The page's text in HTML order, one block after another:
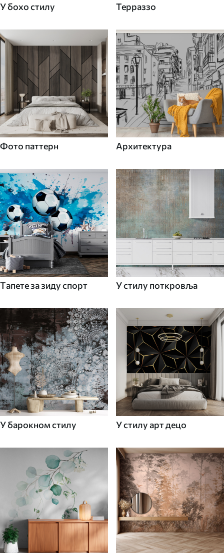
У бохо стилу Терраззо
Фото паттерн Архитектура
Tапете за зиду спорт У стилу поткровља
У барокном стилу У стилу арт децо